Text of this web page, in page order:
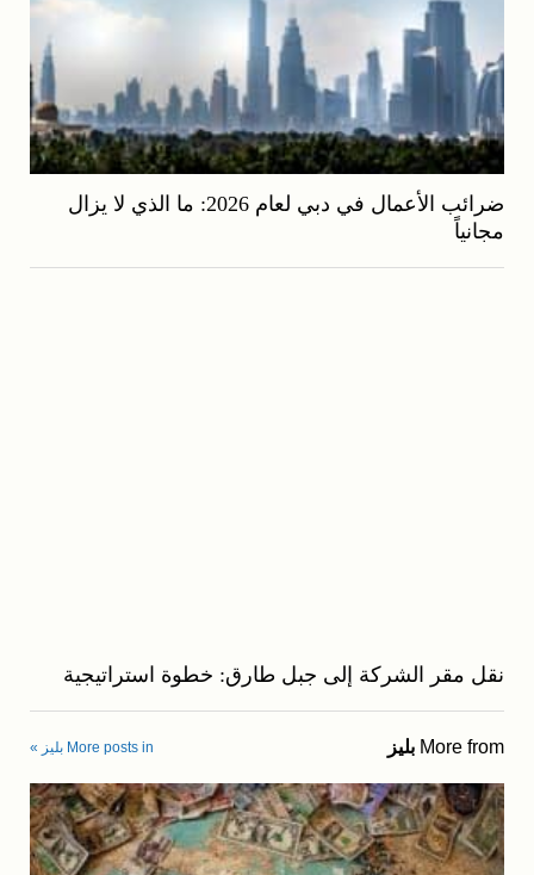
ضرائب الأعمال في دبي لعام 2026: ما الذي لا يزال
مجانياً
نقل مقر الشركة إلى جبل طارق: خطوة استراتيجية
More from بليز More posts in بليز »